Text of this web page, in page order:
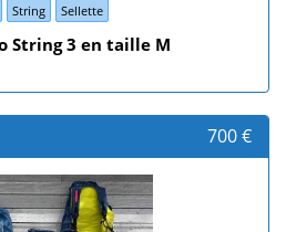
String Sellette
String 3 en taille M
700 €